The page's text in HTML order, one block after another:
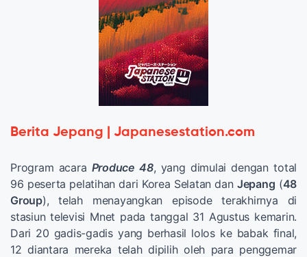
Berita Jepang | Japanesestation.com
Program acara Produce 48, yang dimulai dengan total
96 peserta pelatihan dari Korea Selatan dan Jepang (48
Group), telah menayangkan episode terakhirnya di
stasiun televisi Mnet pada tanggal 31 Agustus kemarin.
Dari 20 gadis-gadis yang berhasil lolos ke babak final,
12 diantara mereka telah dipilih oleh para penggemar